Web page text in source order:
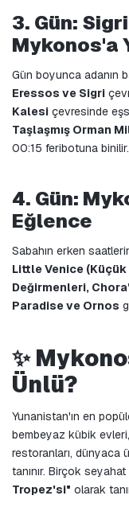
3. Gün:
Mykonos'a
Gün boyunca adanın
Eressos ve Sigri
Kalesi
Taşlaşmış Orman
00:15 feribotuna binilir.
4. Gün:
Eğlence
Little Venice
Değirmenleri,
Paradise ve Ornos
✨
Ünlü?
Yunanistan'ın en
bembeyaz kübik
restoranları, dünyaca
tanınır. Birçok
Tropez'si" olarak